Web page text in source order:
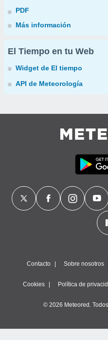
PDF
Más información
El Tiempo en tu Web
Widget de El tiempo
API de Meteorología
Contacto Sobre nosotros
Cookies Política de
© 2026 Meteored.